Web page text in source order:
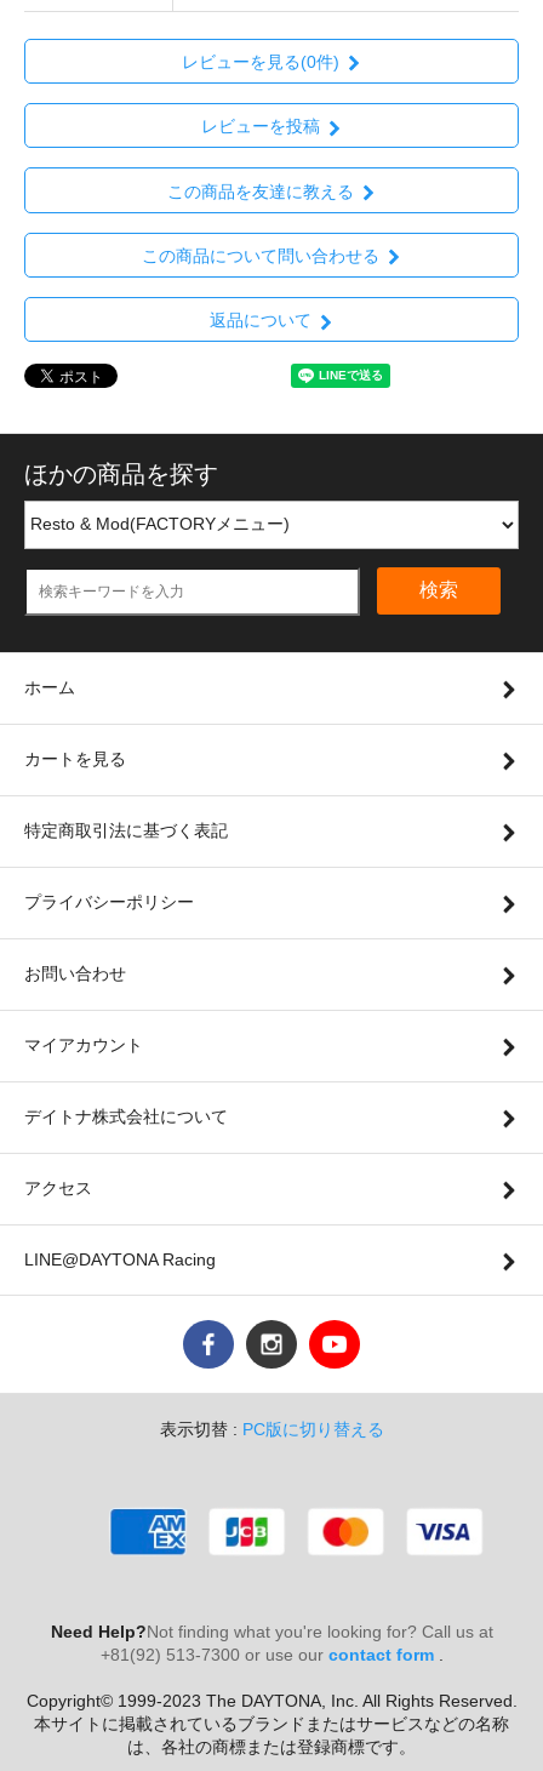
レビューを見る(0件)
レビューを投稿
この商品を友達に教える
この商品について問い合わせる
返品について
ほかの商品を探す
検索
ホーム
カートを見る
特定商取引法に基づく表記
プライバシーポリシー
お問い合わせ
マイアカウント
デイトナ株式会社について
アクセス
LINE@DAYTONA Racing
表示切替 : PC版に切り替える
Need Help?Not finding what you're looking for? Call us at
+81(92) 513-7300 or use our contact form.
Copyright© 1999-2023 The DAYTONA, Inc. All Rights Reserved.
本サイトに掲載されているブランドまたはサービスなどの名称
は、各社の商標または登録商標です。